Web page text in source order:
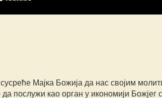
Мајка Божија да нас својим
послужи као орган у икономији